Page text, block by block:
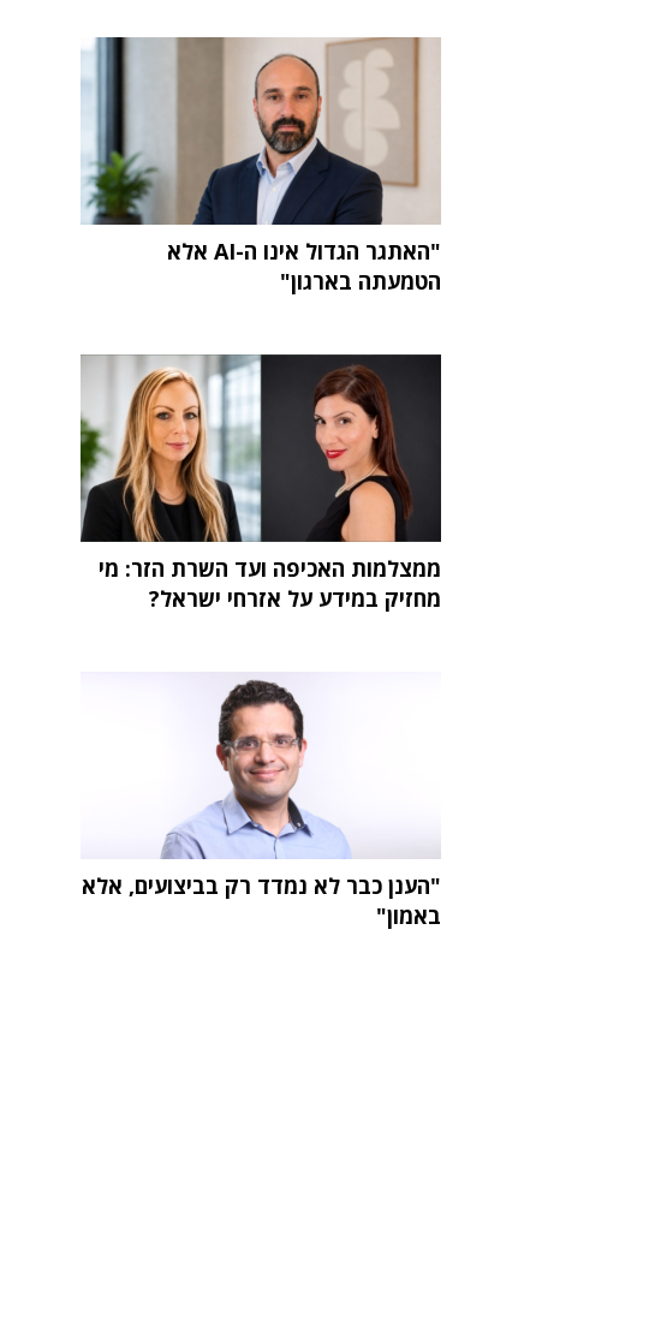
"האתגר הגדול אינו ה-AI אלא
הטמעתה בארגון"
ממצלמות האכיפה ועד השרת הזר: מי
מחזיק במידע על אזרחי ישראל?
"הענן כבר לא נמדד רק בביצועים, אלא
באמון"